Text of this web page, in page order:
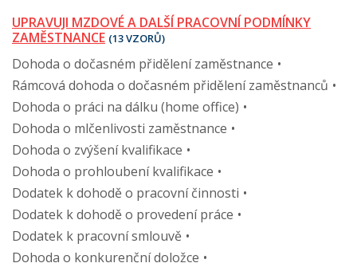
UPRAVUJI MZDOVÉ A DALŠÍ PRACOVNÍ PODMÍNKY
ZAMĚSTNANCE (13 VZORŮ)
Dohoda o dočasném přidělení zaměstnance
Rámcová dohoda o dočasném přidělení zaměstnanců
Dohoda o práci na dálku (home office)
Dohoda o mlčenlivosti zaměstnance
Dohoda o zvýšení kvalifikace
Dohoda o prohloubení kvalifikace
Dodatek k dohodě o pracovní činnosti
Dodatek k dohodě o provedení práce
Dodatek k pracovní smlouvě
Dohoda o konkurenční doložce